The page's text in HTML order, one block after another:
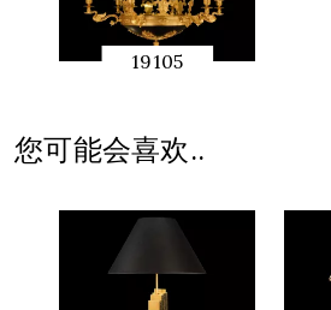
19105
您可能会喜欢..